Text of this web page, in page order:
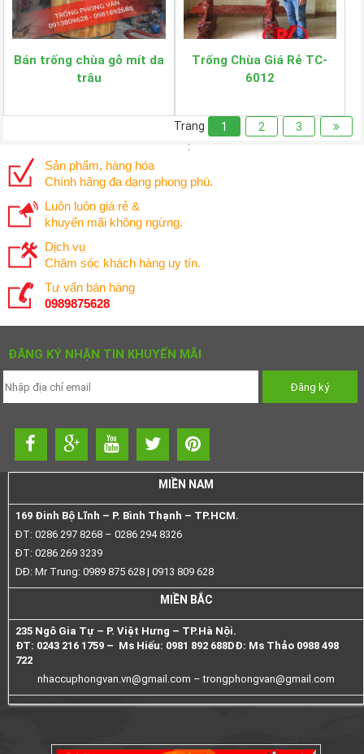
Bán trống chùa gỗ mít da
trâu
Trống Chùa Giá Rẻ TC-
6012
Trang
:
1 2 3
Sản phẩm, hàng hóa
Chính hãng đa dạng phong phú.
Luôn luôn giá rẻ &
khuyến mãi không ngừng.
Dịch vụ
Chăm sóc khách hàng uy tín.
Tư vấn bán hàng
0989875628
ĐĂNG KÝ NHẬN TIN KHUYẾN MÃI
MIỀN NAM
169 Đinh Bộ Lĩnh – P. Bình Thạnh – TP.HCM.
ĐT: 0286 297 8268 – 0286 294 8326
ĐT: 0286 269 3239
DĐ: Mr Trung: 0989 875 628 | 0913 809 628
MIỀN BẮC
235 Ngô Gia Tự – P. Việt Hưng – TP.Hà Nội.
ĐT: 0243 216 1759 – Ms Hiếu: 0981 892 688DĐ: Ms Thảo 0988 498
722
nhaccuphongvan.vn@gmail.com –trongphongvan@gmail.com